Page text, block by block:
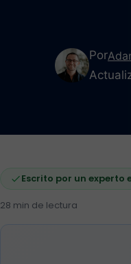
Por
Escrito por un experto
28 min de lectura